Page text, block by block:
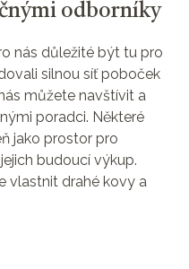
odborníky
nás důležité být tu pro
silnou síť poboček
můžete navštívit a
poradci. Některé
jako prostor pro
budoucí výkup.
vlastnit drahé kovy a